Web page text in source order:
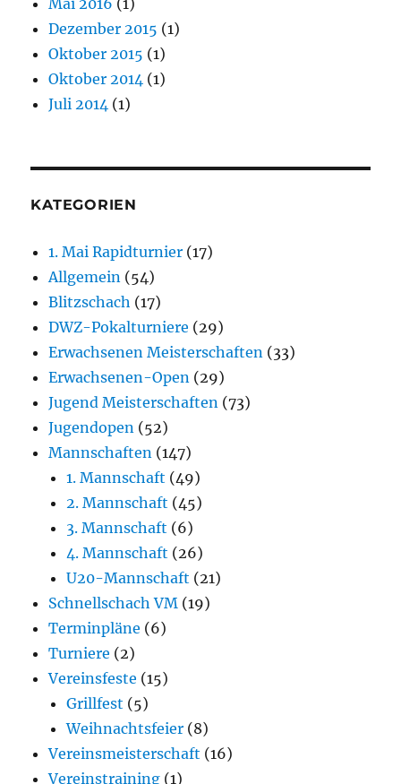
Mai 2016 (1)
Dezember 2015 (1)
Oktober 2015 (1)
Oktober 2014 (1)
Juli 2014 (1)
KATEGORIEN
1. Mai Rapidturnier (17)
Allgemein (54)
Blitzschach (17)
DWZ-Pokalturniere (29)
Erwachsenen Meisterschaften (33)
Erwachsenen-Open (29)
Jugend Meisterschaften (73)
Jugendopen (52)
Mannschaften (147)
1. Mannschaft (49)
2. Mannschaft (45)
3. Mannschaft (6)
4. Mannschaft (26)
U20-Mannschaft (21)
Schnellschach VM (19)
Terminpläne (6)
Turniere (2)
Vereinsfeste (15)
Grillfest (5)
Weihnachtsfeier (8)
Vereinsmeisterschaft (16)
Vereinstraining (1)